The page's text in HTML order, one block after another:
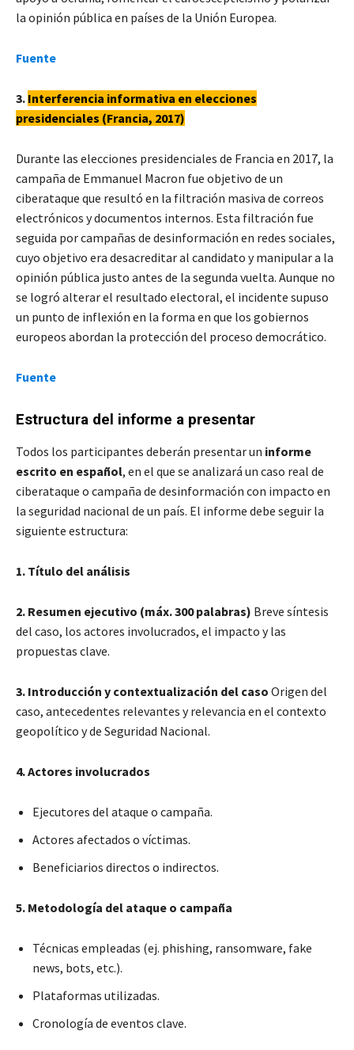
la opinión pública en países de la Unión Europea.
Fuente
3. Interferencia informativa en elecciones
presidenciales (Francia, 2017)
Durante las elecciones presidenciales de Francia en 2017, la
campaña de Emmanuel Macron fue objetivo de un
ciberataque que resultó en la filtración masiva de correos
electrónicos y documentos internos. Esta filtración fue
seguida por campañas de desinformación en redes sociales,
cuyo objetivo era desacreditar al candidato y manipular a la
opinión pública justo antes de la segunda vuelta. Aunque no
se logró alterar el resultado electoral, el incidente supuso
un punto de inflexión en la forma en que los gobiernos
europeos abordan la protección del proceso democrático.
Fuente
Estructura del informe a presentar
Todos los participantes deberán presentar un informe
escrito en español, en el que se analizará un caso real de
ciberataque o campaña de desinformación con impacto en
la seguridad nacional de un país. El informe debe seguir la
siguiente estructura:
1. Título del análisis
2. Resumen ejecutivo (máx. 300 palabras) Breve síntesis
del caso, los actores involucrados, el impacto y las
propuestas clave.
3. Introducción y contextualización del caso Origen del
caso, antecedentes relevantes y relevancia en el contexto
geopolítico y de Seguridad Nacional.
4. Actores involucrados
Ejecutores del ataque o campaña.
Actores afectados o víctimas.
Beneficiarios directos o indirectos.
5. Metodología del ataque o campaña
Técnicas empleadas (ej. phishing, ransomware, fake
news, bots, etc.).
Plataformas utilizadas.
Cronología de eventos clave.